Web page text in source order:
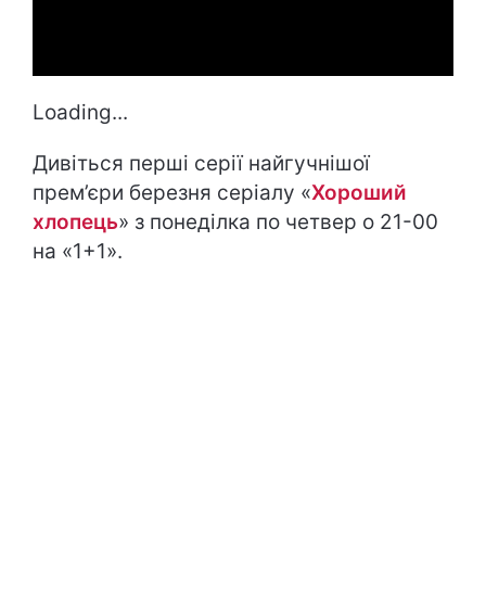
Loading...
Дивіться перші серії найгучнішої
прем’єри березня серіалу «Хороший
хлопець» з понеділка по четвер о 21-00
на «1+1».